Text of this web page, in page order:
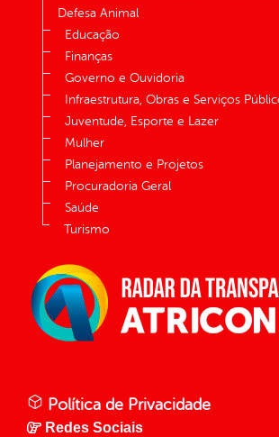
Defesa Animal
Educação
Finanças
Governo e Ouvidoria
Infraestrutura, Obras e Serviços
Juventude, Esporte e Lazer
Mulher
Planejamento e Projetos
Procuradoria Geral
Saúde
Turismo
Política de Privacidade
Redes Sociais